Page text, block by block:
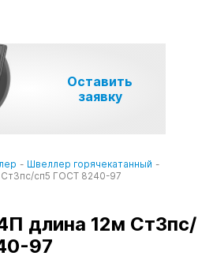
Оставить
заявку
- Швеллер горячекатанный -
сп5 ГОСТ 8240-97
длина 12м Ст3пс/
97